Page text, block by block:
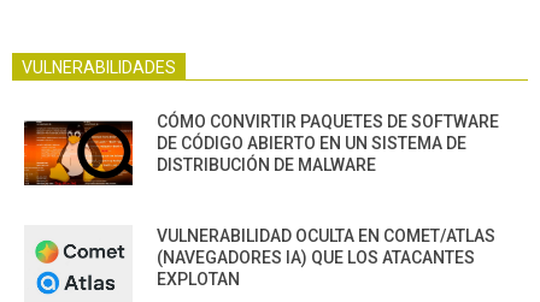
VULNERABILIDADES
CÓMO CONVIRTIR PAQUETES DE SOFTWARE
DE CÓDIGO ABIERTO EN UN SISTEMA DE
DISTRIBUCIÓN DE MALWARE
VULNERABILIDAD OCULTA EN COMET/ATLAS
(NAVEGADORES IA) QUE LOS ATACANTES
EXPLOTAN